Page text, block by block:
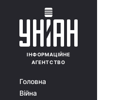
ІНФОРМАЦІЙНЕ
АГЕНТСТВО
Головна
Війна